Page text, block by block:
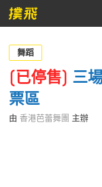
節目
主辦單位
關於撲飛
條款及細則
舞蹈
(已停售) 三
票區
由 香港芭蕾舞團 主辦